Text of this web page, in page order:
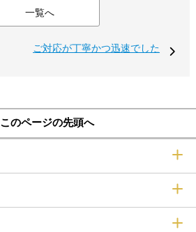
一覧へ
ご対応が丁寧かつ迅速でした
このページの先頭へ